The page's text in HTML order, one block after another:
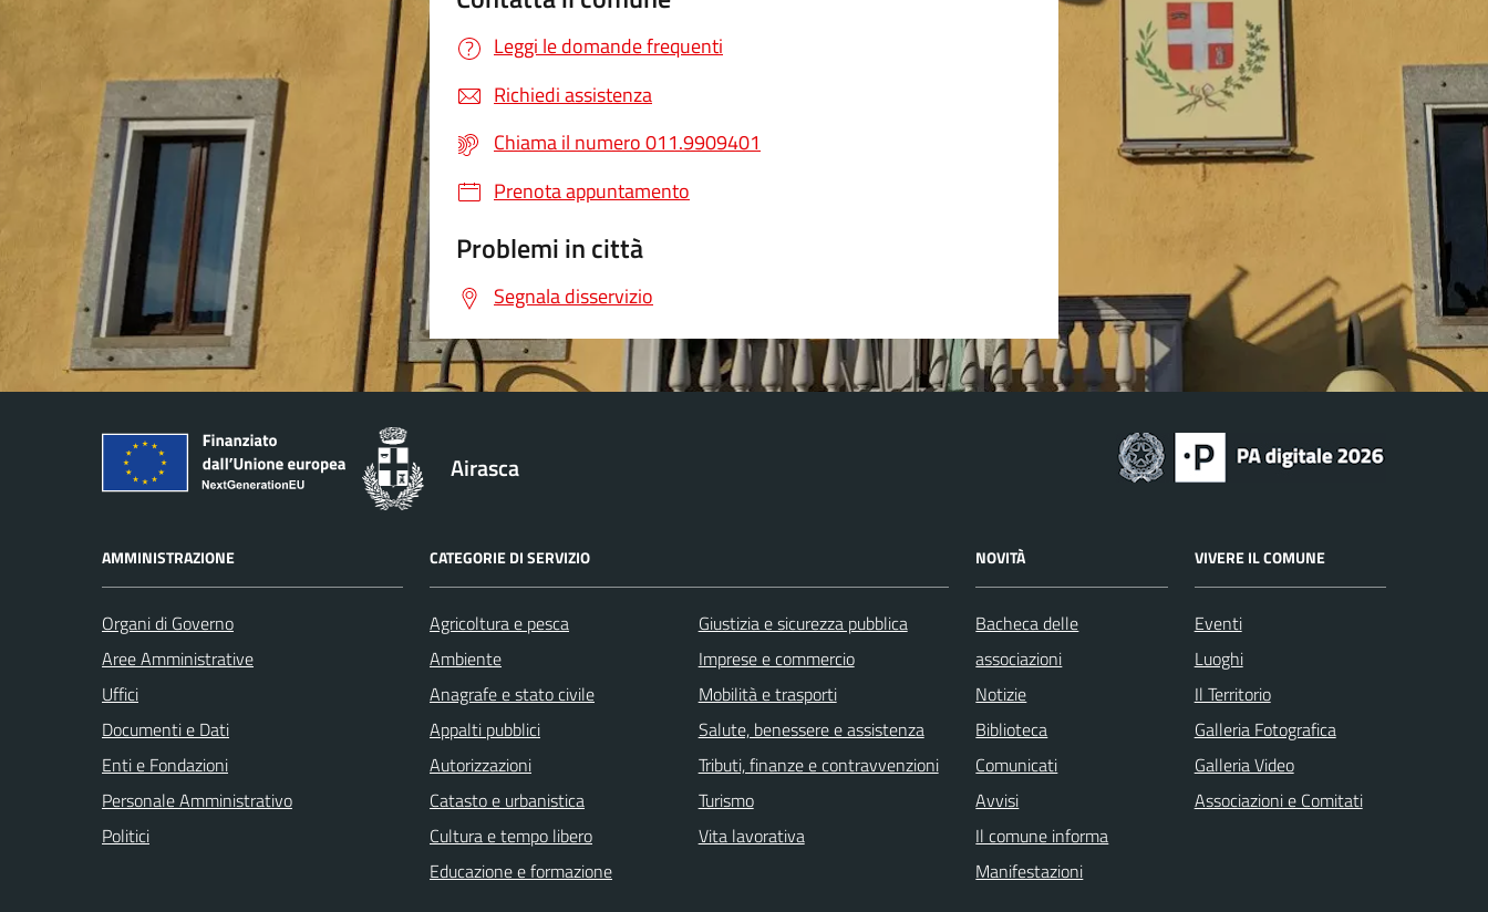
Leggi le domande frequenti
Richiedi assistenza
Chiama il numero 011.9909401
Prenota appuntamento
Problemi in città
Segnala disservizio
Airasca
AMMINISTRAZIONE
Organi di Governo
Aree Amministrative
Uffici
Documenti e Dati
Enti e Fondazioni
Personale Amministrativo
Politici
CATEGORIE DI SERVIZIO
Agricoltura e pesca
Ambiente
Anagrafe e stato civile
Appalti pubblici
Autorizzazioni
Catasto e urbanistica
Cultura e tempo libero
Educazione e formazione
Giustizia e sicurezza pubblica
Imprese e commercio
Mobilità e trasporti
Salute, benessere e assistenza
Tributi, finanze e contravvenzioni
Turismo
Vita lavorativa
NOVITÀ
Bacheca delle
associazioni
Notizie
Biblioteca
Comunicati
Avvisi
Il comune informa
Manifestazioni
VIVERE IL COMUNE
Eventi
Luoghi
Il Territorio
Galleria Fotografica
Galleria Video
Associazioni e Comitati